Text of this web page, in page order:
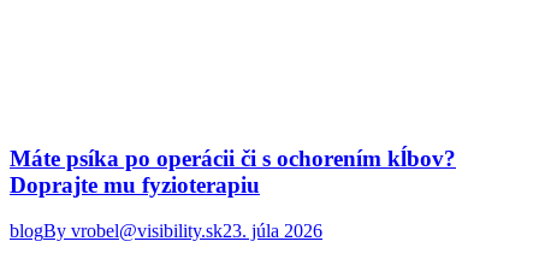
Máte psíka po operácii či s ochorením kĺbov?
Doprajte mu fyzioterapiu
blogBy vrobel@visibility.sk23. júla 2026